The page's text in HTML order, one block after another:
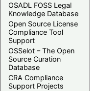
OSADL FOSS Legal
Knowledge Database
Open Source License
Compliance Tool
Support
OSSelot – The Open
Source Curation
Database
CRA Compliance
Support Projects